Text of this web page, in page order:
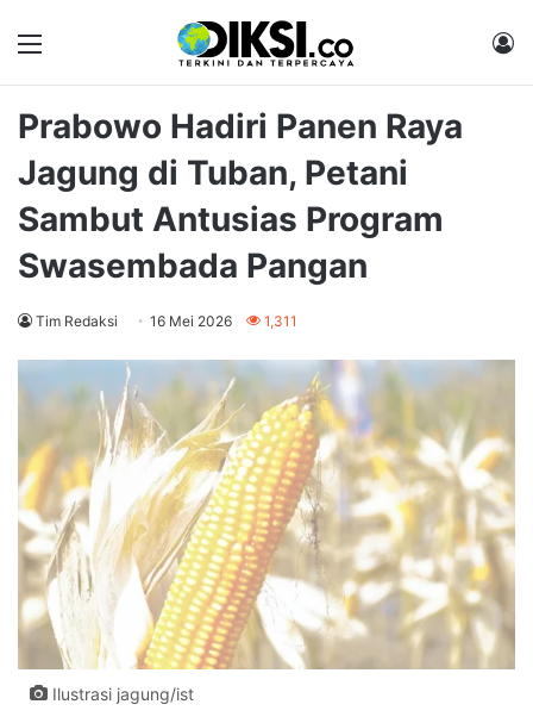
Menu
Prabowo Hadiri Panen Raya
Jagung di Tuban, Petani
Sambut Antusias Program
Swasembada Pangan
Tim Redaksi 16 Mei 2026 1,311
Ilustrasi jagung/ist